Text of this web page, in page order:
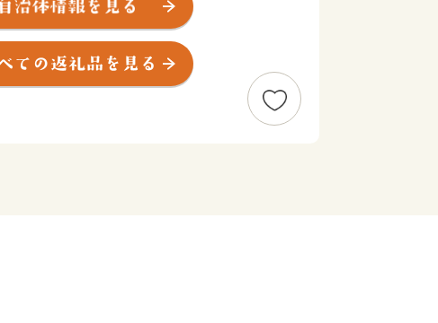
の日本最東端の「中標津空港」は、周囲
、屈斜路湖、摩周湖などの観光地に囲まれ
、観光やビジネスの拠点として利用されて